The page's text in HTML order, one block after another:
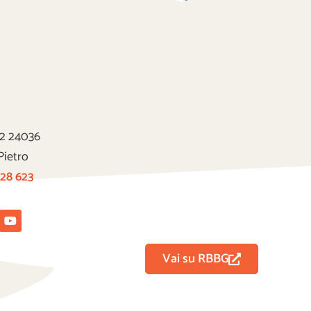
24036
623
Youtube
Vai su RBBG